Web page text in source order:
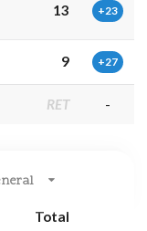
13 +23
9 +27
RET -
Total